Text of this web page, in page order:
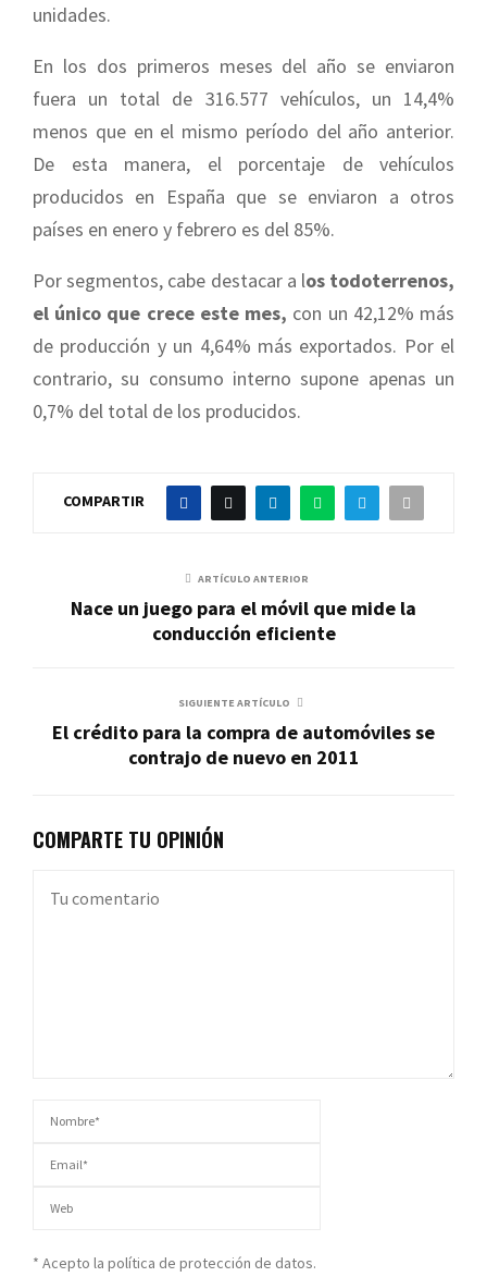
unidades.
En los dos primeros meses del año se enviaron
fuera un total de 316.577 vehículos, un 14,4%
menos que en el mismo período del año anterior.
De esta manera, el porcentaje de vehículos
producidos en España que se enviaron a otros
países en enero y febrero es del 85%.
Por segmentos, cabe destacar a los todoterrenos,
el único que crece este mes, con un 42,12% más
de producción y un 4,64% más exportados. Por el
contrario, su consumo interno supone apenas un
0,7% del total de los producidos.
COMPARTIR
ARTÍCULO ANTERIOR
Nace un juego para el móvil que mide la
conducción eficiente
SIGUIENTE ARTÍCULO
El crédito para la compra de automóviles se
contrajo de nuevo en 2011
COMPARTE TU OPINIÓN
* Acepto la política de protección de datos.